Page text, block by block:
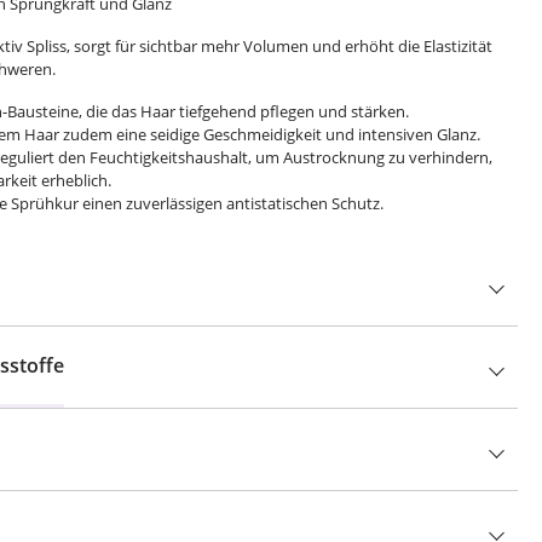
Spliss, sorgt für sichtbar mehr Volumen und erhöht die Elastizität
die das Haar tiefgehend pflegen und stärken.
Haar zudem eine seidige Geschmeidigkeit und intensiven Glanz.
den Feuchtigkeitshaushalt, um Austrocknung zu verhindern,
erheblich.
Sprühkur einen zuverlässigen antistatischen Schutz.